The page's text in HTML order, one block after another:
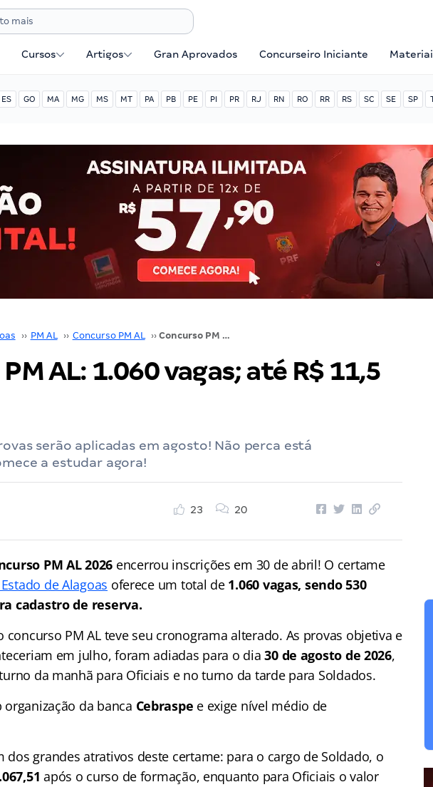
Cursos Artigos Gran Aprovados Concurseiro Iniciante
ES GO MA MG MS MT PA PB PE PI PR RJ RN RO RR RS SC SE SP
›› PM AL ›› Concurso PM AL ›› Concurso PM AL: 1.060 vagas; até R$ 11,5 mil!
AL: 1.060 vagas; até R$ 11,5
serão aplicadas em agosto! Não perca está
a estudar agora!
23 20
PM AL 2026 encerrou inscrições em 30 de abril! O certame
de Alagoas oferece um total de 1.060 vagas, sendo 530
cadastro de reserva.
PM AL teve seu cronograma alterado. As provas objetiva e
em julho, foram adiadas para o dia30 de agosto de 2026,
da manhã para Oficiais e no turno da tarde para Soldados.
da banca Cebraspe e exige nível médio de
dos grandes atrativos deste certame: para o cargo de Soldado, o
após o curso de formação, enquanto para Oficiais o valor